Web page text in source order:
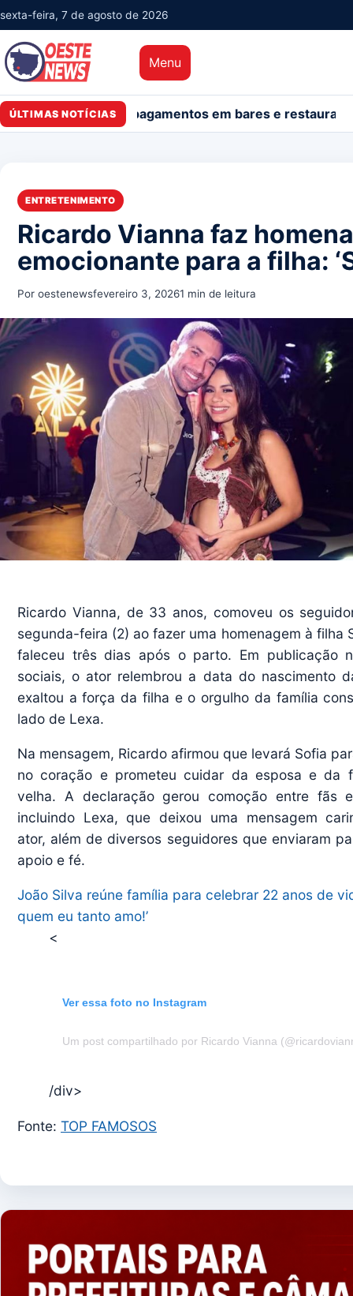
sexta-feira, 7 de agosto de 2026
Menu
ÚLTIMAS NOTÍCIAS
nos pagamentos em bares e restaurantes
ENTRETENIMENTO
Ricardo Vianna faz
emocionante para a filha:
Por oestenewsfevereiro 3, 20261 min de leitura
Ricardo Vianna, de 33 anos, comoveu os
segunda-feira (2) ao fazer uma homenagem à filha
faleceu três dias após o parto. Em publicação
sociais, o ator relembrou a data do nascimento
exaltou a força da filha e o orgulho da família
lado de Lexa.
Na mensagem, Ricardo afirmou que levará Sofia
no coração e prometeu cuidar da esposa e da
velha. A declaração gerou comoção entre fãs
incluindo Lexa, que deixou uma mensagem
ator, além de diversos seguidores que enviaram
apoio e fé.
João Silva reúne família para celebrar 22 anos de
quem eu tanto amo!’
<
Ver essa foto no Instagram
Um post compartilhado por Ricardo Vianna
/div>
Fonte: TOP FAMOSOS